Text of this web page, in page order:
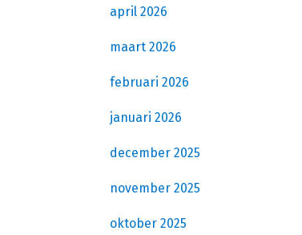
april 2026
maart 2026
februari 2026
januari 2026
december 2025
november 2025
oktober 2025